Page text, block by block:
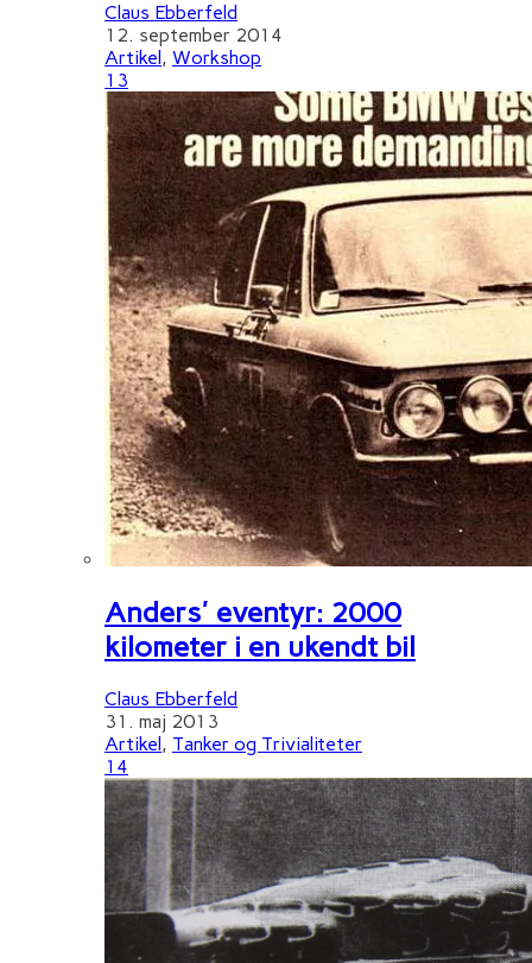
Claus Ebberfeld
12. september 2014
Artikel , Workshop
13
Anders' eventyr: 2000
kilometer i en ukendt bil
Claus Ebberfeld
31. maj 2013
Artikel , Tanker og Trivialiteter
14